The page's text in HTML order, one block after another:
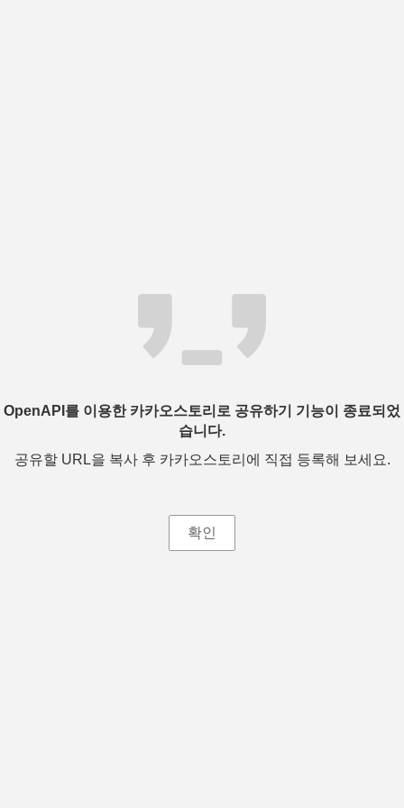
OpenAPI를 이용한 카카오스토리로 공유하기 기능이 종료되었
습니다.
공유할 URL을 복사 후 카카오스토리에 직접 등록해 보세요.
확인